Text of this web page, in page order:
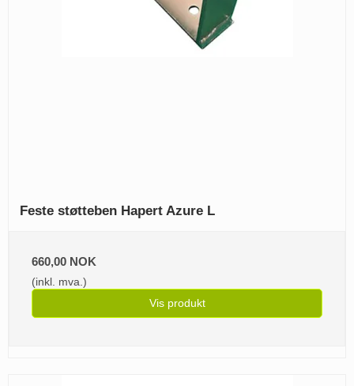
Feste støtteben Hapert Azure L
660,00 NOK
(inkl. mva.)
Vis produkt